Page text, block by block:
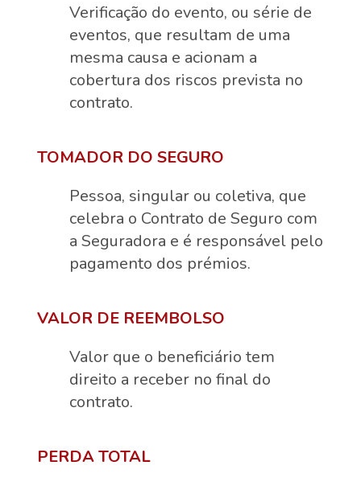
Verificação do evento, ou série de
eventos, que resultam de uma
mesma causa e acionam a
cobertura dos riscos prevista no
contrato.
TOMADOR DO SEGURO
Pessoa, singular ou coletiva, que
celebra o Contrato de Seguro com
a Seguradora e é responsável pelo
pagamento dos prémios.
VALOR DE REEMBOLSO
Valor que o beneficiário tem
direito a receber no final do
contrato.
PERDA TOTAL